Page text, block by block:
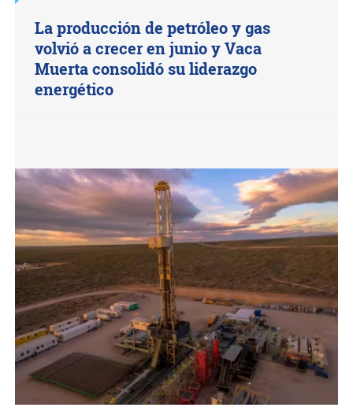
La producción de petróleo y gas
volvió a crecer en junio y Vaca
Muerta consolidó su liderazgo
energético